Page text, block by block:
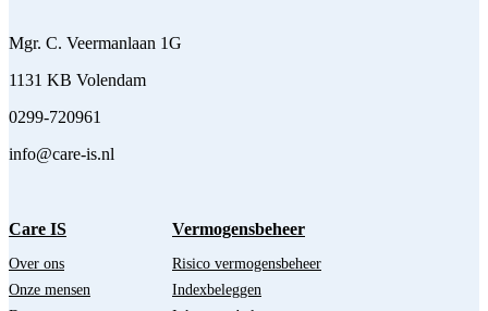
Mgr. C. Veermanlaan 1G
1131 KB Volendam
0299-720961
info@care-is.nl
Care IS
Over ons
Onze mensen
Vermogensbeheer
Risico vermogensbeheer
Indexbeleggen